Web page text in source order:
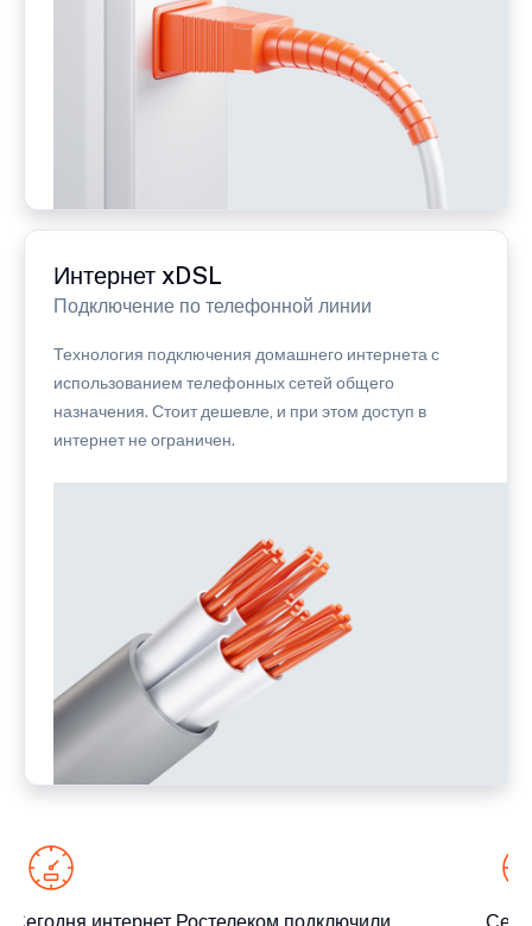
Интернет xDSL
Подключение по телефонной линии
Технология подключения домашнего интернета с
использованием телефонных сетей общего
назначения. Стоит дешевле, и при этом доступ в
интернет не ограничен.